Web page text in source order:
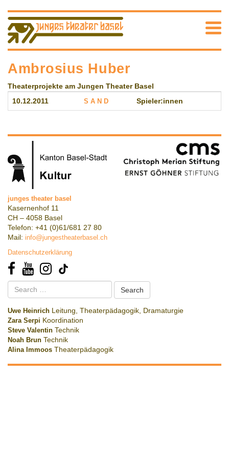
Ambrosius Huber
Theaterprojekte am Jungen Theater Basel
10.12.2011 S A N D Spieler:innen
junges theater basel
Kasernenhof 11
CH – 4058 Basel
Telefon: +41 (0)61/681 27 80
Mail: info@jungestheaterbasel.ch
Datenschutzerklärung
Search
for:
Uwe Heinrich Leitung, Theaterpädagogik, Dramaturgie
Zara Serpi Koordination
Steve Valentin Technik
Noah Brun Technik
Alina Immoos Theaterpädagogik